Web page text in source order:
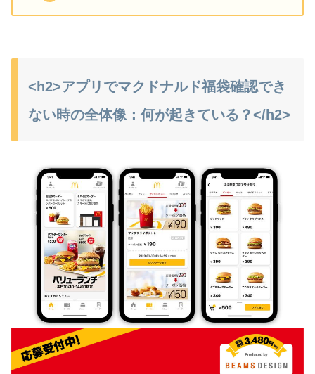
<h2>アプリでマクドナルド福袋確認でき
ない時の全体像：何が起きている？</h2>